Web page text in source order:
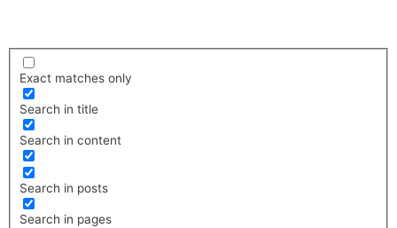
Exact matches only
Search in title
Search in content
Search in posts
Search in pages